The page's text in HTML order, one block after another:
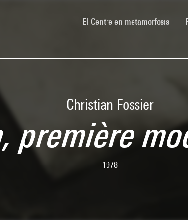
El Centre en metamorfosis
Christian Fossier
première
1978